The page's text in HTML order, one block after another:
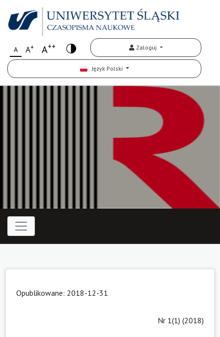
A A+ A++ Zaloguj
Język Polski
Opublikowane: 2018-12-31
Nr 1(1) (2018)